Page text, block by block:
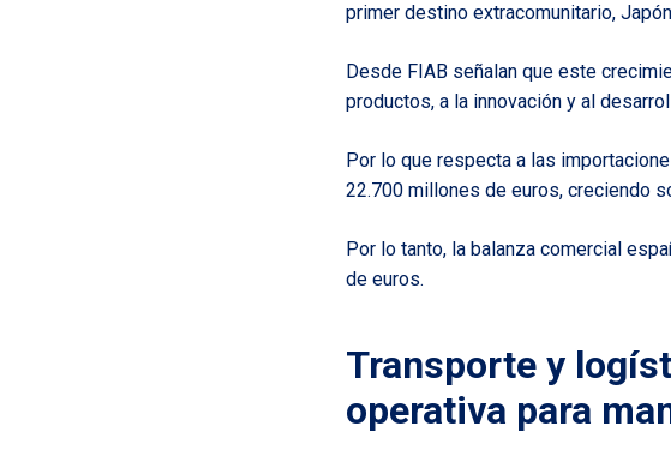
primer destino extracomunitario,
Desde FIAB señalan que este
productos, a la innovación y al
Por lo que respecta a las
22.700 millones de euros, creciendo
Por lo tanto, la balanza comercial
de euros.
Transporte y
operativa para